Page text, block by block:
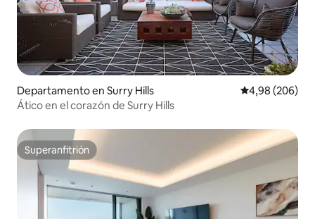
Departamento en Surry Hills Calificación
4,98 (206)
Ático en el corazón de Surry Hills
Superanfitrión
Superanfitrión